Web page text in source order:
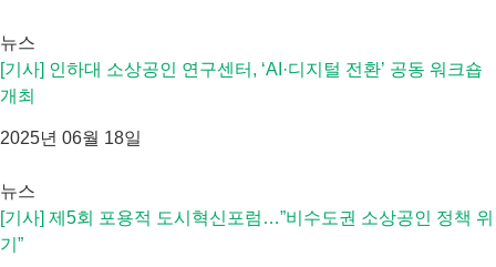
뉴스
[기사] 인하대 소상공인 연구센터, ‘AI·디지털 전환’ 공동 워크숍
개최
2025년 06월 18일
뉴스
[기사] 제5회 포용적 도시혁신포럼…”비수도권 소상공인 정책 위
기”